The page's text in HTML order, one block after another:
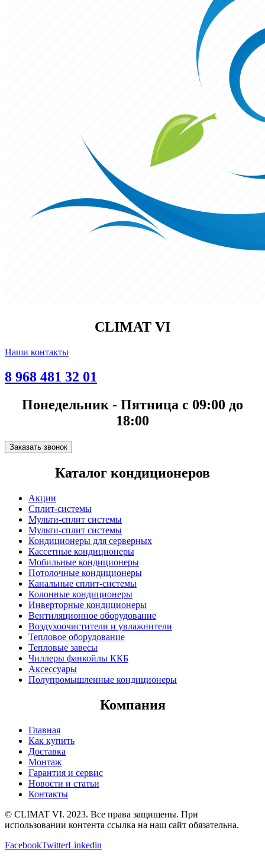
CLIMAT VI
Наши контакты
8 968 481 32 01
Понедельник - Пятница с 09:00 до
18:00
Заказать звонок
Каталог кондиционеров
Акции
Сплит-системы
Мульти-сплит системы
Мульти-сплит системы
Кондиционеры для серверных
Кассетные кондиционеры
Мобильные кондиционеры
Потолочные кондиционеры
Канальные сплит-системы
Колонные кондиционеры
Инверторные кондиционеры
Вентиляционное оборудование
Воздухоочистители и увлажнители
Тепловое оборудование
Тепловые завесы
Чиллеры фанкойлы ККБ
Аксессуары
Полупромышленные кондиционеры
Компания
Главная
Как купить
Доставка
Монтаж
Гарантия и сервис
Новости и статьи
Контакты
© CLIMAT VI. 2023. Все права защищены. При
использовании контента ссылка на наш сайт обязательна.
FacebookTwitterLinkedin